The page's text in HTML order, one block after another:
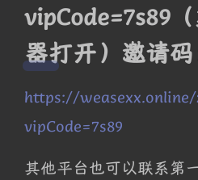
vipCode=7s89
器打开）邀请
https://
vipCode=7s89
其他平台也可以联系第